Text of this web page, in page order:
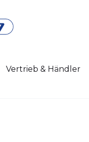
Vertrieb & Händler